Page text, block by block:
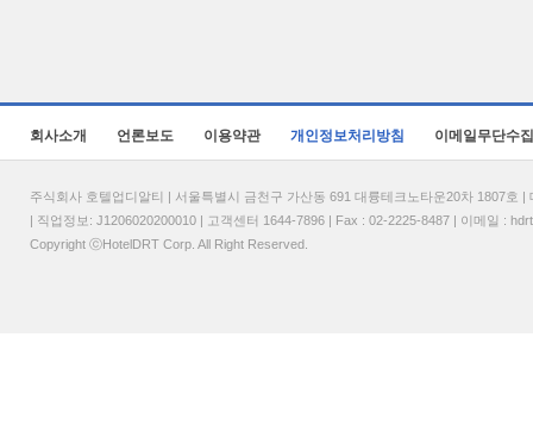
회사소개 언론보도 이용약관 개인정보처리방침 이메일무단수
주식회사 호텔업디알티 | 서울특별시 금천구 가산동 691 대륭테크노타운20차 1807
| 직업정보: J1206020200010 | 고객센터 1644-7896 | Fax : 02-2225-8487 | 이메일 :
Copyright ⓒHotelDRT Corp. All Right Reserved.